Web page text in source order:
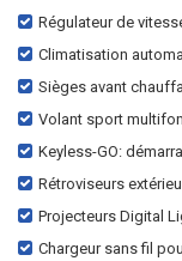
Régulateur de
Climatisation
Sièges avant
Volant sport
Keyless-GO:
Rétroviseurs
Projecteurs Digital
Chargeur sans fil